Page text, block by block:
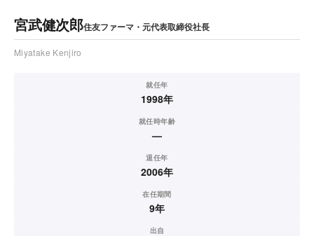
宮武健次郎住友ファーマ・元代表取締役社長
Miyatake Kenjiro
就任年
1998年
就任時年齢
—
退任年
2006年
在任期間
9年
出自